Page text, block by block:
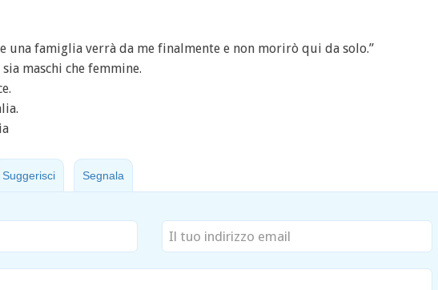
una famiglia verrà da me finalmente e non morirò qui da solo.”
maschi che femmine.
Suggerisci Segnala